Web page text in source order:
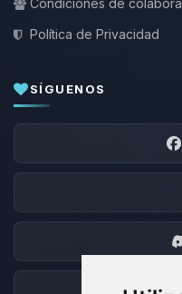
Condiciones de
Política de Privacidad
SÍGUENOS